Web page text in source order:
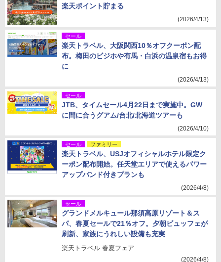
楽天ポイント貯まる
(2026/4/13)
セール
楽天トラベル、大阪関西10％オフクーポン配
布。梅田のビジホや有馬・白浜の温泉宿もお得
に
(2026/4/13)
セール
JTB、タイムセール4月22日まで実施中。GW
に間に合うグアム/台北/北海道ツアーも
(2026/4/10)
セール ファミリー
楽天トラベル、USJオフィシャルホテル限定ク
ーポン配布開始。任天堂エリアで使えるパワー
アップバンド付きプランも
(2026/4/8)
セール
グランドメルキュール那須高原リゾート＆ス
パ、春夏セールで21％オフ。夕朝ビュッフェが
刷新、家族にうれしい設備も充実
楽天トラベル 春夏フェア
(2026/4/8)